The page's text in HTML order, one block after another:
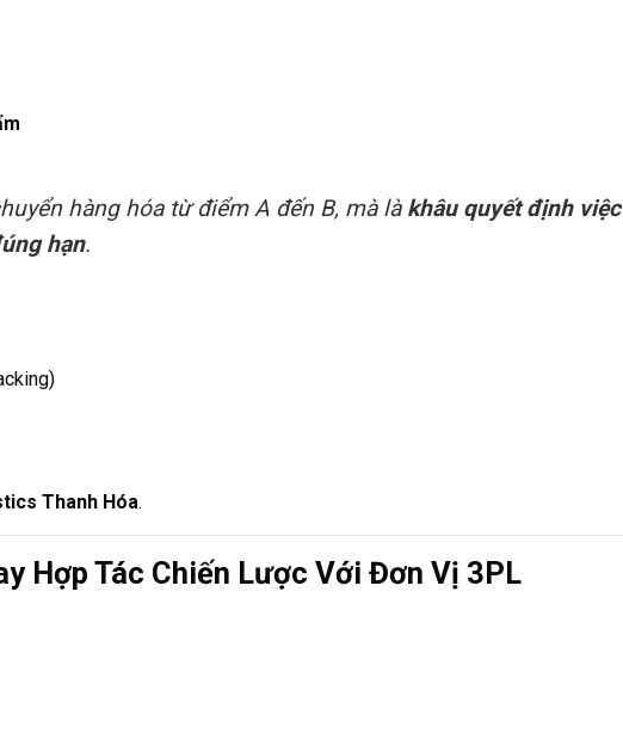
hàng hóa từ điểm A đến B, mà là khâu quyết định việc
hạn.
Thanh Hóa.
Hợp Tác Chiến Lược Với Đơn Vị 3PL